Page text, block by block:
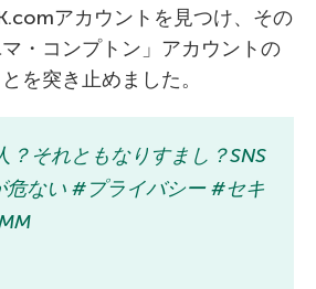
アカウントを見つけ、その
・コンプトン」アカウントの
を突き止めました。
？それともなりすまし？SNS
危ない #プライバシー #セキ